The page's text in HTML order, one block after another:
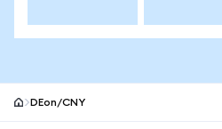
DEon/CNY